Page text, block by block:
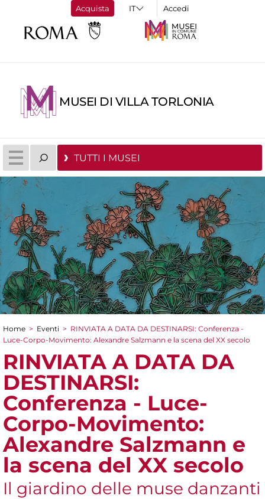
Acquista Accedi
MUSEI DI VILLA TORLONIA
TUTTI I MUSEI
Tu sei qui
Home > Eventi > RINVIATA A DATA DA DESTINARSI: Conferenza -
Luce-Corpo-Movimento: Alexandre Salzmann e la scena del XX secolo
RINVIATA A DATA DA
DESTINARSI:
Conferenza - Luce-
Corpo-Movimento:
Alexandre Salzmann e
la scena del XX secolo
Il giardino delle muse danzanti